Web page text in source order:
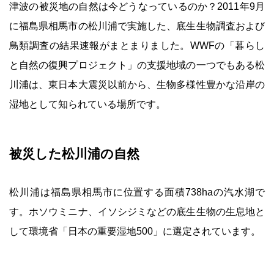
津波の被災地の自然は今どうなっているのか？2011年9月
に福島県相馬市の松川浦で実施した、底生生物調査および
鳥類調査の結果速報がまとまりました。WWFの「暮らし
と自然の復興プロジェクト」の支援地域の一つでもある松
川浦は、東日本大震災以前から、生物多様性豊かな沿岸の
湿地として知られている場所です。
被災した松川浦の自然
松川浦は福島県相馬市に位置する面積738haの汽水湖で
す。ホソウミニナ、イソシジミなどの底生生物の生息地と
して環境省「日本の重要湿地500」に選定されています。